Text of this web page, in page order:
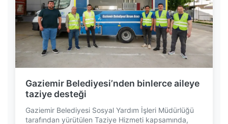
Gaziemir Belediyesi’nden binlerce aileye
taziye desteği
Gaziemir Belediyesi Sosyal Yardım İşleri Müdürlüğü
tarafından yürütülen Taziye Hizmeti kapsamında,